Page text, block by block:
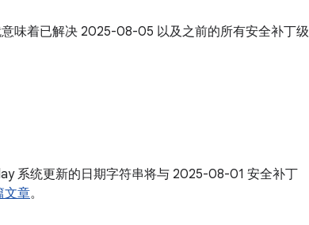
味着已解决 2025-08-05 以及之前的所有安全补丁级
系统更新的日期字符串将与 2025-08-01 安全补丁
文章。